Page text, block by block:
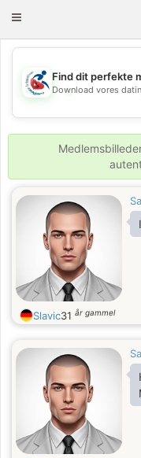
Toggle
💖
Find dit perfekte
Download vores
Slavic31 år gammel